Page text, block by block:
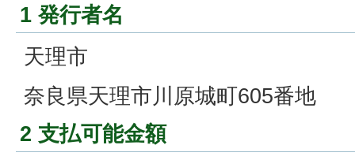
1 発行者名
天理市
奈良県天理市川原城町605番地
2 支払可能金額